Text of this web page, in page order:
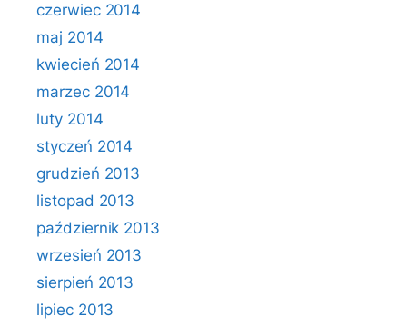
czerwiec 2014
maj 2014
kwiecień 2014
marzec 2014
luty 2014
styczeń 2014
grudzień 2013
listopad 2013
październik 2013
wrzesień 2013
sierpień 2013
lipiec 2013